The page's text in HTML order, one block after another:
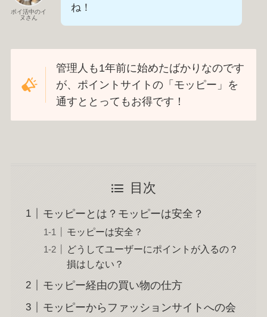
ポイ活中のイ
ヌさん
ね！
管理人も1年前に始めたばかりなのです
が、ポイントサイトの「モッピー」を
通すととってもお得です！
目次
モッピーとは？モッピーは安全？
モッピーは安全？
どうしてユーザーにポイントが入るの？
損はしない？
モッピー経由の買い物の仕方
モッピーからファッションサイトへの会